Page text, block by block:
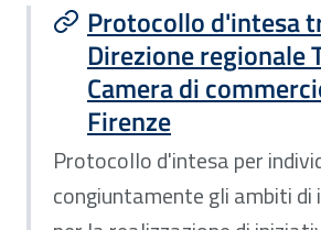
Protocollo d'intesa
Direzione regionale
Camera di
Firenze
Protocollo d'intesa per
congiuntamente gli ambiti